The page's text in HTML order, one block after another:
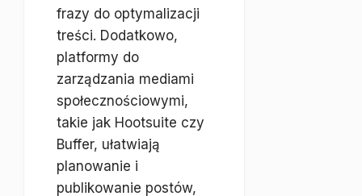
frazy do optymalizacji
treści. Dodatkowo,
platformy do
zarządzania mediami
społecznościowymi,
takie jak Hootsuite czy
Buffer, ułatwiają
planowanie i
publikowanie postów,